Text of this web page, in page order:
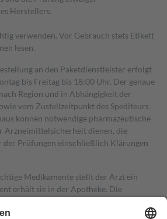
Herstellers.
verwenden. Vor Gebrauch stets Etikett
lesen.
an den Paketdienstleister erfolgt
bis Freitag bis 18:00 Uhr. Der genaue
Region und in Abhängigkeit der
vom Zustellzeitpunkt des Spediteurs
können notwendige pharmazeutische
Arzneimittelsicherheit dienen, die
der Prüfungen einschließlich Klärungen
Medikamente stellt der Arzt ein
erhält sie in der Apotheke. Die
trägt einen Teil davon als Zuzahlung